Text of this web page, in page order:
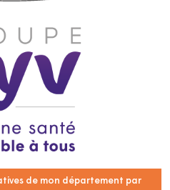
de mon département par